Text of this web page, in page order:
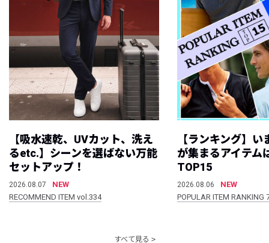
【吸水速乾、UVカット、洗え
るetc.】シーンを選ばない万能
セットアップ！
2026.08.07
NEW
RECOMMEND ITEM vol.334
【ランキング】
が集まるアイテム
TOP15
2026.08.06
NEW
POPULAR ITEM
すべて見る